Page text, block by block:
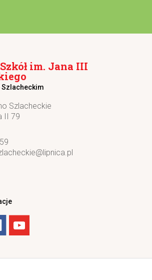
Szkół im. Jana III
Szlacheckim
Szlacheckie
II 79